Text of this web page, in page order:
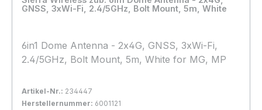
GNSS, 3xWi-Fi, 2.4/5GHz, Bolt Mount, 5m, White
6in1 Dome Antenna - 2x4G, GNSS, 3xWi-Fi,
2.4/5GHz, Bolt Mount, 5m, White for MG, MP
Artikel-Nr.: 234447
Herstellernummer: 6001121